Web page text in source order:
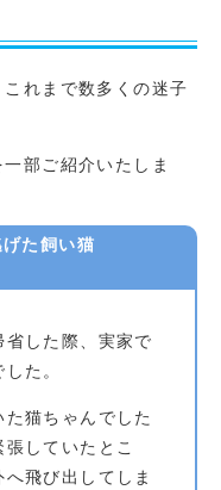
れまで数多くの迷子
部ご紹介いたしま
た飼い猫
した際、実家で
た。
猫ちゃんでした
していたとこ
飛び出してしま